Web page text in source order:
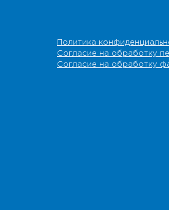
Политика
Согласие на обработку
Согласие на обработку